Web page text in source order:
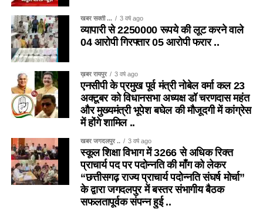
खबर सक्ती ... 3 वर्ष ago
व्यापारी से 2250000 रूपये की लूट करने वाले
04 आरोपी गिरफ्तार 05 आरोपी फरार ..
ख़बर रायपुर 3 वर्ष ago
एनसीपी के प्रमुख पूर्व मंत्री नोबेल वर्मा कल 23
अक्टूबर को विधानसभा अध्यक्ष डॉ चरणदास महंत
और मुख्यमंत्री भूपेश बघेल की मौजूदगी में कांग्रेस
में होंगे शामिल ..
खबर जगदलपुर .. 3 वर्ष ago
स्कूल शिक्षा विभाग में 3266 से अधिक रिक्त
प्राचार्य पद पर पदोन्नति की माँग को लेकर
“छत्तीसगढ़ राज्य प्राचार्य पदोन्नति संघर्ष मोर्चा”
के द्वारा जगदलपुर में बस्तर संभागीय बैठक
सफलतापूर्वक संपन्न हुई ..